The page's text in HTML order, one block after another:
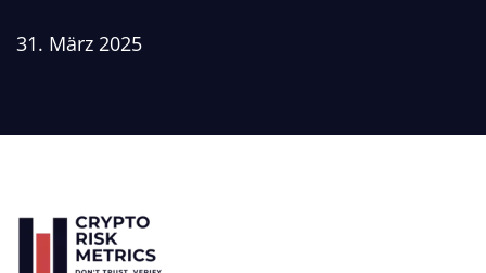
31. März 2025